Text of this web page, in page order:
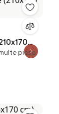
piese